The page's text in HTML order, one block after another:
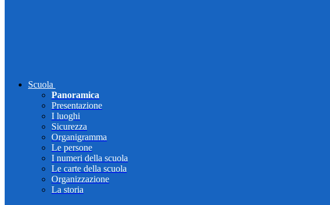
Scuola
Panoramica
Presentazione
I luoghi
Sicurezza
Organigramma
Le persone
I numeri della scuola
Le carte della scuola
Organizzazione
La storia